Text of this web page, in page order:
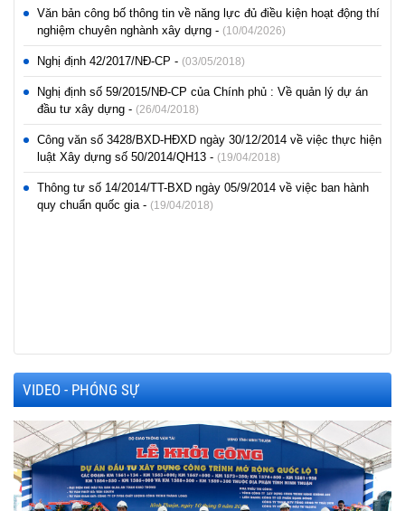
Văn bản công bố thông tin về năng lực đủ điều kiện hoạt động thí
nghiệm chuyên nghành xây dựng - (10/04/2026)
Nghị định 42/2017/NĐ-CP - (03/05/2018)
Nghị định số 59/2015/NĐ-CP của Chính phủ : Về quản lý dự án
đầu tư xây dựng - (26/04/2018)
Công văn số 3428/BXD-HĐXD ngày 30/12/2014 về việc thực hiện
luật Xây dựng số 50/2014/QH13 - (19/04/2018)
Thông tư số 14/2014/TT-BXD ngày 05/9/2014 về việc ban hành
quy chuẩn quốc gia - (19/04/2018)
VIDEO - PHÓNG SỰ